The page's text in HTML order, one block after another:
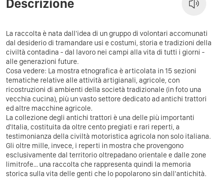
Descrizione
La raccolta è nata dall'idea di un gruppo di volontari accomunati
dal desiderio di tramandare usi e costumi, storia e tradizioni della
civiltà contadina - dal lavoro nei campi alla vita di tutti i giorni -
alle generazioni future.
Cosa vedere: La mostra etnografica è articolata in 15 sezioni
tematiche relative alle attività artigianali, agricole, con
ricostruzioni di ambienti della società tradizionale (in foto una
vecchia cucina), più un vasto settore dedicato ad antichi trattori
ed altre macchine agricole.
La collezione degli antichi trattori è una delle più importanti
d'Italia, costituita da oltre cento pregiati e rari reperti, a
testimonianza della civiltà motoristica agricola non solo italiana.
Gli oltre mille, invece, i reperti in mostra che provengono
esclusivamente dal territorio oltrepadano orientale e dalle zone
limitrofe... una raccolta che rappresenta quindi la memoria
storica sulla vita delle genti che lo popolarono sin dall'antichità.